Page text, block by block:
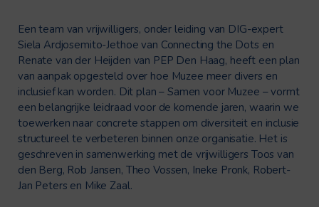
Een team van vrijwilligers, onder leiding van DIG-expert
Siela Ardjosemito-Jethoe van Connecting the Dots en
Renate van der Heijden van PEP Den Haag, heeft een plan
van aanpak opgesteld over hoe Muzee meer divers en
inclusief kan worden. Dit plan – Samen voor Muzee – vormt
een belangrijke leidraad voor de komende jaren, waarin we
toewerken naar concrete stappen om diversiteit en inclusie
structureel te verbeteren binnen onze organisatie. Het is
geschreven in samenwerking met de vrijwilligers Toos van
den Berg, Rob Jansen, Theo Vossen, Ineke Pronk, Robert-
Jan Peters en Mike Zaal.